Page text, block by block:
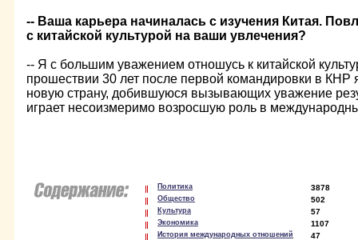
-- Ваша карьера начиналась с изучения Китая.
с китайской культурой на ваши увлечения?
-- Я с большим уважением отношусь к китайской
прошествии 30 лет после первой командировки в
новую страну, добившуюся вызывающих уважение
играет несоизмеримо возросшую роль в
Политика 3878
Общество 502
Культура 57
Экономика 1107
История международных отношений 47